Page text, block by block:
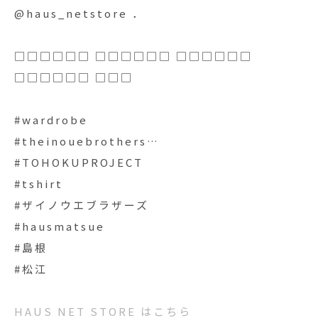
@haus_netstore ．
□□□□□□ □□□□□□ □□□□□□
□□□□□□ □□□
#wardrobe
#theinouebrothers…
#TOHOKUPROJECT
#tshirt
#ザイノウエブラザーズ
#hausmatsue
#島根
#松江
HAUS NET STORE はこちら